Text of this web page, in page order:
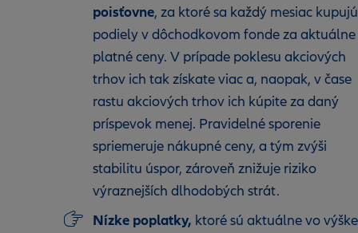
poisťovne, za ktoré sa každý mesiac kupujú
podiely v dôchodkovom fonde za aktuálne
platné ceny. V prípade poklesu akciových
trhov ich tak získate viac a, naopak, v čase
rastu akciových trhov ich kúpite za daný
príspevok menej. Pravidelné sporenie
spriemeruje nákupné ceny, a tým zvýši
stabilitu úspor, zároveň znižuje riziko
výraznejších dlhodobých strát.
Nízke poplatky, ktoré sú aktuálne vo výške